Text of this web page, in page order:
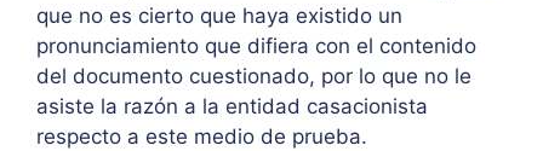
que no es cierto que haya existido un
pronunciamiento que difiera con el contenido
del documento cuestionado, por lo que no le
asiste la razón a la entidad casacionista
respecto a este medio de prueba.